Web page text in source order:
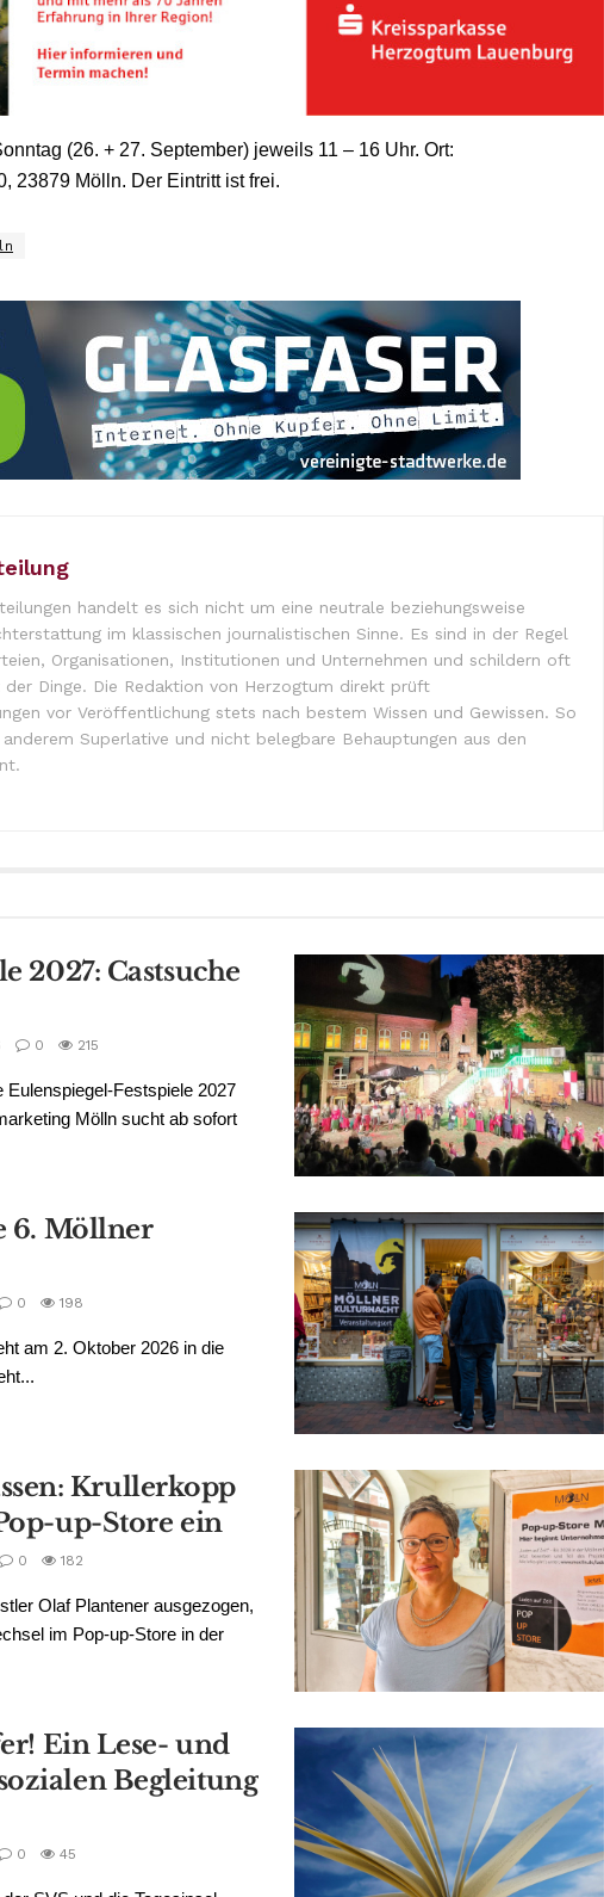
(26. + 27. September) jeweils 11 – 16 Uhr. Ort:
23879 Mölln. Der Eintritt ist frei.
handelt es sich nicht um eine neutrale beziehungsweise
im klassischen journalistischen Sinne. Es sind in der Regel
Organisationen, Institutionen und Unternehmen und schildern oft
der Dinge. Die Redaktion von Herzogtum direkt prüft
vor Veröffentlichung stets nach bestem Wissen und Gewissen. So
Superlative und nicht belegbare Behauptungen aus den
2027: Castsuche
0 215
Eulenspiegel-Festspiele 2027
Mölln sucht ab sofort
6. Möllner
0 198
am 2. Oktober 2026 in die
Krullerkopp
up-Store ein
0 182
Olaf Plantener ausgezogen,
im Pop-up-Store in der
Ein Lese- und
Begleitung
0 45